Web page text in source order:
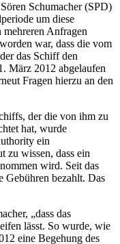
Schumacher (SPD)
um diese
Anfragen
war, dass die vom
das Schiff den
März 2012 abgelaufen
Fragen hierzu an den
der die von ihm zu
hat, wurde
ein
zu wissen, dass ein
wird. Seit das
Gebühren bezahlt. Das
„dass das
lässt. So wurde, wie
eine Begehung des